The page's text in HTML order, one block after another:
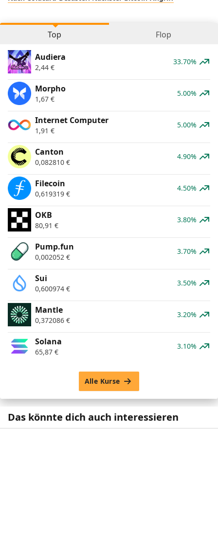
Top Flop
Audiera
2,44 €
33.70%
Morpho
1,67 €
5.00%
Internet Computer
1,91 €
5.00%
Canton
0,082810 €
4.90%
Filecoin
0,619319 €
4.50%
OKB
80,91 €
3.80%
Pump.fun
0,002052 €
3.70%
Sui
0,600974 €
3.50%
Mantle
0,372086 €
3.20%
Solana
65,87 €
3.10%
Alle Kurse
Das könnte dich auch interessieren